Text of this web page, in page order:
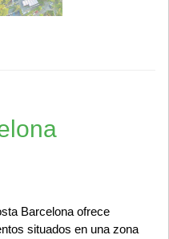
Barcelona ofrece
situados en una zona